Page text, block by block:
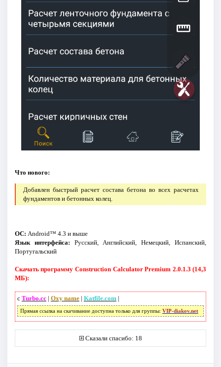
Что нового:
Добавлен быстрый расчет состава бетона во всех расчетах
фундаментов и бетонных колец.
ОС: Android™ 4.3 и выше
Язык интерфейса: Русский, Английский, Немецкий, Испанский,
Португальский
Скачать программу Construction Calculator Premium 2.0.1.3 (14,3
МБ):
с Turbo.cc| Oxy name| Katfile.com |
Прямая ссылка на скачивание доступна только для группы: VIP-diakov.net
Сказали спасибо: 18